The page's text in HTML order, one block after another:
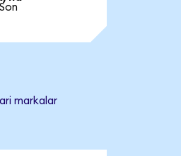
markalar